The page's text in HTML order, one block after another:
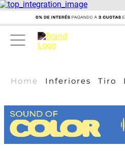
Home Inferiores Tiro